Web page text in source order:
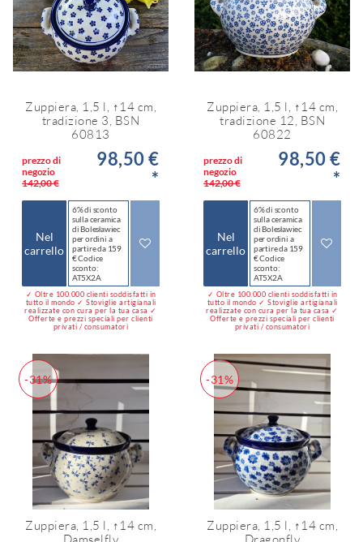
Zuppiera, 1,5 l, ↑14 cm,
tradizione 3, BSN
60813
prezzo di
negozio
142,00 €
98,50 €
*
Nel
carrello
6% di sconto
sulla ceramica
di Bolesławiec
per ordini a
partire da 159
€ Codice
sconto:
AT5X2A
✓ Oltre 100.000 clienti soddisfatti in
tutto il mondo ✓ Stoviglie artigianali
realizzate con cura per la tua casa ✓
Offerte e prezzi speciali per clienti
privati / consumatori
Zuppiera, 1,5 l, ↑14 cm,
tradizione 12, BSN
60822
prezzo di
negozio
142,00 €
98,50 €
*
Nel
carrello
6% di sconto
sulla ceramica
di Bolesławiec
per ordini a
partire da 159
€ Codice
sconto:
AT5X2A
✓ Oltre 100.000 clienti soddisfatti in
tutto il mondo ✓ Stoviglie artigianali
realizzate con cura per la tua casa ✓
Offerte e prezzi speciali per clienti
privati / consumatori
-31%
Zuppiera, 1,5 l, ↑14 cm,
-31%
Zuppiera, 1,5 l, ↑14 cm,